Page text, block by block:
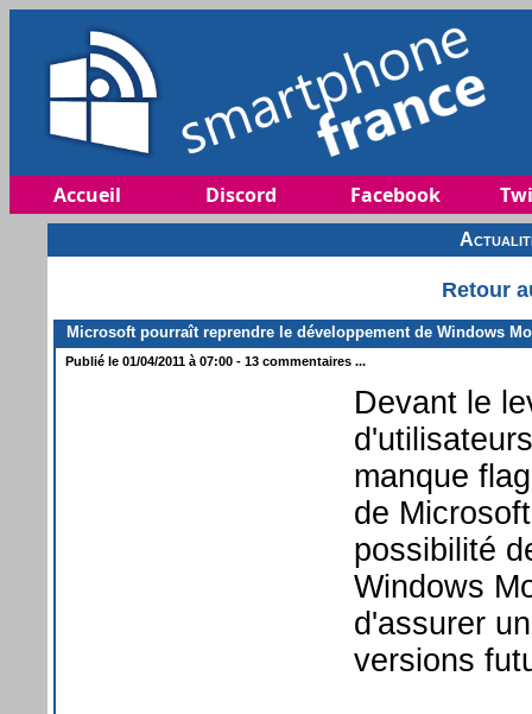
Accueil Discord Facebook
Retour
Microsoft pourraît reprendre le développement de Windows
Publié le 01/04/2011 à 07:00 - 13 commentaires ...
Devant le
manque
de
possibilité
Windows
d'assurer
versions